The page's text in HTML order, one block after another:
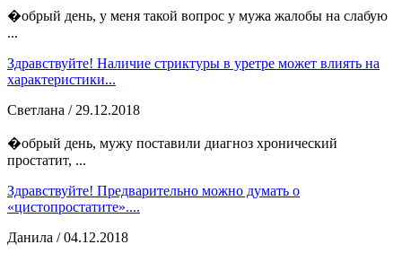
�обрый день, у меня такой вопрос у мужа жалобы на слабую
...
Здравствуйте! Наличие стриктуры в уретре может влиять на
характеристики...
Светлана / 29.12.2018
�обрый день, мужу поставили диагноз хронический
простатит, ...
Здравствуйте! Предварительно можно думать о
«цистопростатите»....
Данила / 04.12.2018